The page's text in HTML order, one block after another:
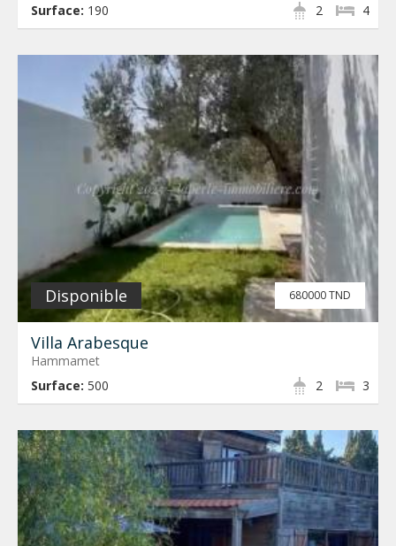
Surface: 190 4
2
680000 TND
Disponible
Villa Arabesque
Hammamet
Surface: 500 3
2